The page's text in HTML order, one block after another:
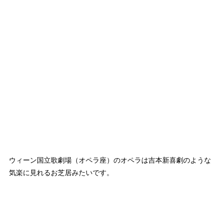
ウィーン国立歌劇場（オペラ座）のオペラは吉本新喜劇のような
気楽に見れるお芝居みたいです。